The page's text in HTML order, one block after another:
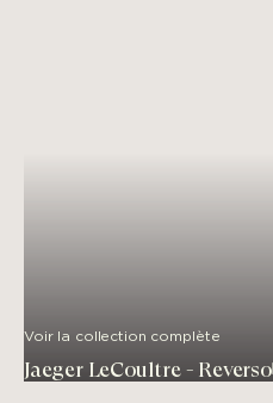
Voir la collection complète
Jaeger LeCoultre - Reverso